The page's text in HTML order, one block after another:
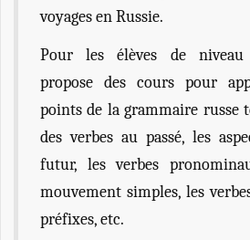
voyages en Russie.
Pour les élèves de
propose des cours pour
points de la grammaire russe
des verbes au passé, les
futur, les verbes
mouvement simples, les
préfixes, etc.